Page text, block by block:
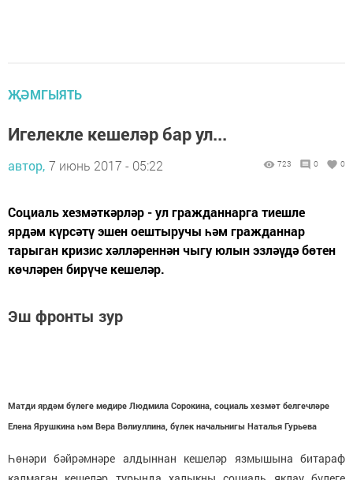
ҖӘМГЫЯТЬ
Игелекле кешеләр бар ул...
автор, 7 июнь 2017 - 05:22 723 0 0
Социаль хезмәткәрләр - ул гражданнарга тиешле
ярдәм күрсәтү эшен оештыручы һәм гражданнар
тарыган кризис хәлләреннән чыгу юлын эзләүдә бөтен
көчләрен бирүче кешеләр.
Эш фронты зур
Матди ярдәм бүлеге мөдире Людмила Сорокина, социаль хезмәт белгечләре
Елена Ярушкина һәм Вера Вәлиуллина, бүлек начальнигы Наталья Гурьева
Һөнәри бәйрәмнәре алдыннан кешеләр язмышына битараф